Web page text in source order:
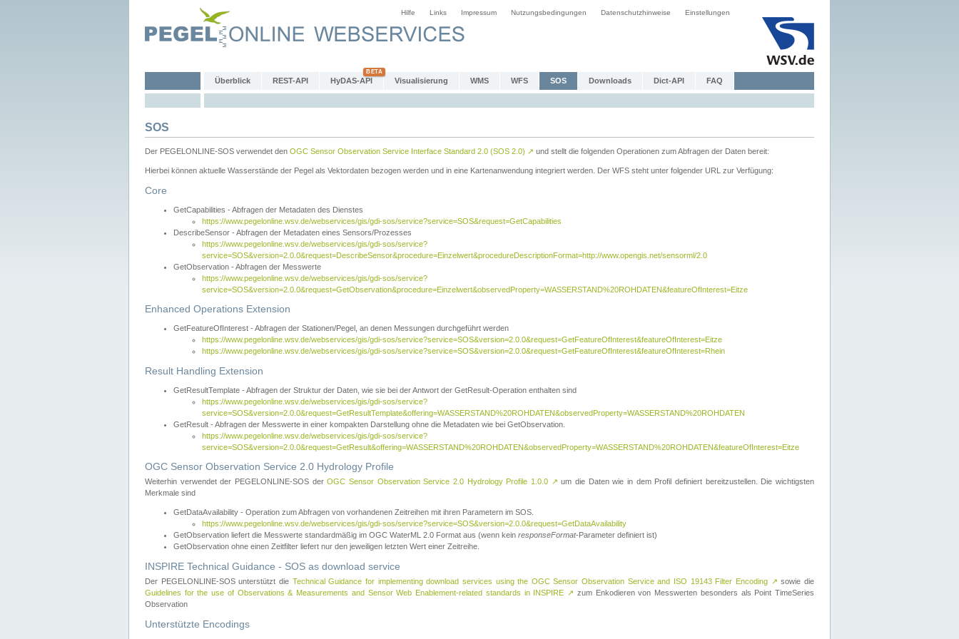
Hilfe Links Impressum Nutzungsbedingungen Datenschutzhinweise Einstellungen
Überblick REST-API HyDAS-API Visualisierung WMS WFS SOS Downloads Dict-API FAQ
SOS
Der PEGELONLINE-SOS verwendet den OGC Sensor Observation Service Interface Standard 2.0 (SOS 2.0) ↗ und stellt die folgenden Operationen zum Abfragen der Daten bereit:
Hierbei können aktuelle Wasserstände der Pegel als Vektordaten bezogen werden und in eine Kartenanwendung integriert werden. Der WFS steht unter folgender URL zur Verfügung:
Core
GetCapabilities - Abfragen der Metadaten des Dienstes
https://www.pegelonline.wsv.de/webservices/gis/gdi-sos/service?service=SOS&request=GetCapabilities
DescribeSensor - Abfragen der Metadaten eines Sensors/Prozesses
https://www.pegelonline.wsv.de/webservices/gis/gdi-sos/service?
service=SOS&version=2.0.0&request=DescribeSensor&procedure=Einzelwert&procedureDescriptionFormat=http://www.opengis.net/sensorml/2.0
GetObservation - Abfragen der Messwerte
https://www.pegelonline.wsv.de/webservices/gis/gdi-sos/service?
service=SOS&version=2.0.0&request=GetObservation&procedure=Einzelwert&observedProperty=WASSERSTAND%20ROHDATEN&featureOfInterest=Eitze
Enhanced Operations Extension
GetFeatureOfInterest - Abfragen der Stationen/Pegel, an denen Messungen durchgeführt werden
https://www.pegelonline.wsv.de/webservices/gis/gdi-sos/service?service=SOS&version=2.0.0&request=GetFeatureOfInterest&featureOfInterest=Eitze
https://www.pegelonline.wsv.de/webservices/gis/gdi-sos/service?service=SOS&version=2.0.0&request=GetFeatureOfInterest&featureOfInterest=Rhein
Result Handling Extension
GetResultTemplate - Abfragen der Struktur der Daten, wie sie bei der Antwort der GetResult-Operation enthalten sind
https://www.pegelonline.wsv.de/webservices/gis/gdi-sos/service?
service=SOS&version=2.0.0&request=GetResultTemplate&offering=WASSERSTAND%20ROHDATEN&observedProperty=WASSERSTAND%20ROHDATEN
GetResult - Abfragen der Messwerte in einer kompakten Darstellung ohne die Metadaten wie bei GetObservation.
https://www.pegelonline.wsv.de/webservices/gis/gdi-sos/service?
service=SOS&version=2.0.0&request=GetResult&offering=WASSERSTAND%20ROHDATEN&observedProperty=WASSERSTAND%20ROHDATEN&featureOfInterest=Eitze
OGC Sensor Observation Service 2.0 Hydrology Profile
Weiterhin verwendet der PEGELONLINE-SOS derOGC Sensor Observation Service 2.0 Hydrology Profile 1.0.0 ↗ um die Daten wie in dem Profil definiert bereitzustellen. Die wichtigsten
Merkmale sind
GetDataAvailability - Operation zum Abfragen von vorhandenen Zeitreihen mit ihren Parametern im SOS.
https://www.pegelonline.wsv.de/webservices/gis/gdi-sos/service?service=SOS&version=2.0.0&request=GetDataAvailability
GetObservation liefert die Messwerte standardmäßig im OGC WaterML 2.0 Format aus (wenn kein responseFormat-Parameter definiert ist)
GetObservation ohne einen Zeitfilter liefert nur den jeweiligen letzten Wert einer Zeitreihe.
INSPIRE Technical Guidance - SOS as download service
Der PEGELONLINE-SOS unterstützt die Technical Guidance for implementing download services using the OGC Sensor Observation Service and ISO 19143 Filter Encoding ↗ sowie die
Guidelines for the use of Observations & Measurements and Sensor Web Enablement-related standards in INSPIRE ↗ zum Enkodieren von Messwerten besonders als Point TimeSeries
Observation
Unterstützte Encodings